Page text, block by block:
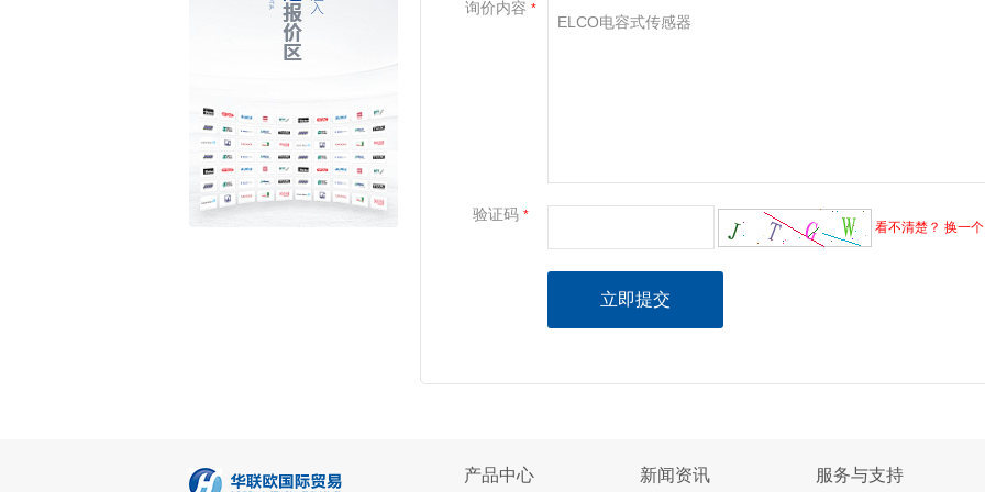
询价内容 *
验证码 *
看不清楚？ 换一个
产品中心 新闻资讯 服务与支持